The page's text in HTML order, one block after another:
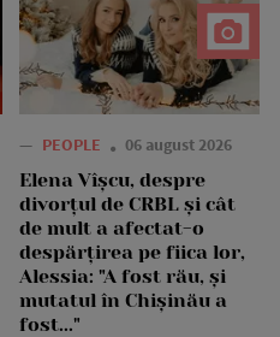
— PEOPLE 06 august 2026
Elena Vîșcu, despre
divorțul de CRBL și cât
de mult a afectat-o
despărțirea pe fiica lor,
Alessia: "A fost rău, și
mutatul în Chișinău a
fost..."